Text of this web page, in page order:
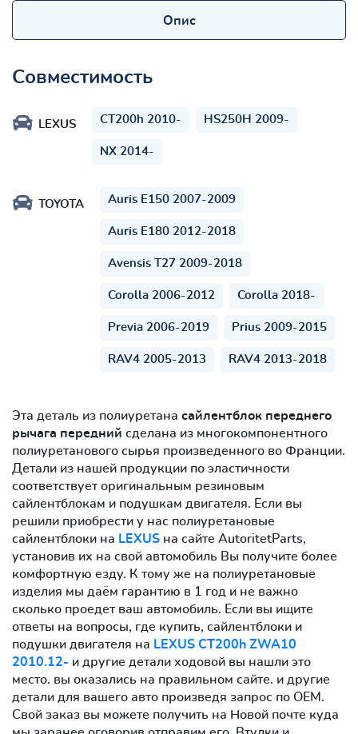
Опис
Совместимость
LEXUS CT200h 2010- HS250H 2009-
NX 2014-
TOYOTA Auris E150 2007-2009
Auris E180 2012-2018
Avensis T27 2009-2018
Corolla 2006-2012 Corolla 2018-
Previa 2006-2019 Prius 2009-2015
RAV4 2005-2013 RAV4 2013-2018
Эта деталь из полиуретана сайлентблок переднего
рычага передний сделана из многокомпонентного
полиуретанового сырья произведенного во Франции.
Детали из нашей продукции по эластичности
соответствует оригинальным резиновым
сайлентблокам и подушкам двигателя. Если вы
решили приобрести у нас полиуретановые
сайлентблоки на LEXUS на сайте AutoritetParts,
установив их на свой автомобиль Вы получите более
комфортную езду. К тому же на полиуретановые
изделия мы даём гарантию в 1 год и не важно
сколько проедет ваш автомобиль. Если вы ищите
ответы на вопросы, где купить, сайлентблоки и
подушки двигателя на LEXUS CT200h ZWA10
2010.12- и другие детали ходовой вы нашли это
место. вы оказались на правильном сайте. и другие
детали для вашего авто произведя запрос по OEM.
Свой заказ вы можете получить на Новой почте куда